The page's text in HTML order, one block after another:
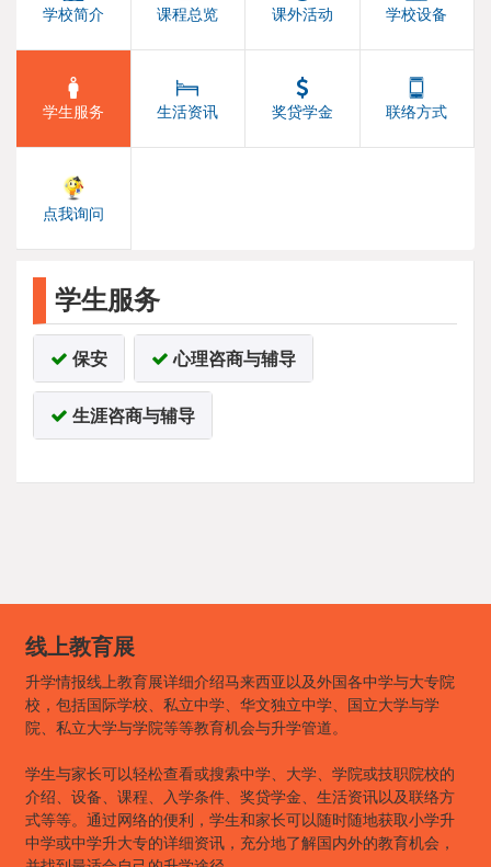
学校简介 课程总览 课外活动 学校设备
学生服务 生活资讯 奖贷学金 联络方式
点我询问
学生服务
保安 心理咨商与辅导
生涯咨商与辅导
线上教育展
升学情报线上教育展详细介绍马来西亚以及外国各中学与大专院
校，包括国际学校、私立中学、华文独立中学、国立大学与学
院、私立大学与学院等等教育机会与升学管道。
学生与家长可以轻松查看或搜索中学、大学、学院或技职院校的
介绍、设备、课程、入学条件、奖贷学金、生活资讯以及联络方
式等等。通过网络的便利，学生和家长可以随时随地获取小学升
中学或中学升大专的详细资讯，充分地了解国内外的教育机会，